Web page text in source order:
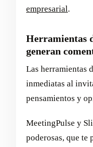
empresarial.
Herramientas
generan
Las herramientas
inmediatas al
pensamientos y
MeetingPulse y
poderosas, que te